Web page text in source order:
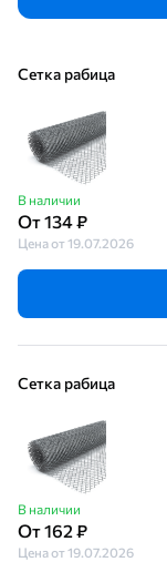
Сетка рабица
В наличии
От 134 ₽
Цена от 19.07.2026
Сетка рабица
В наличии
От 162 ₽
Цена от 19.07.2026